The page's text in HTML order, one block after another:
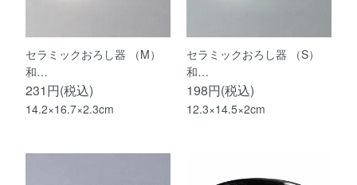
セラミックおろし器 （M）
和…
231円(税込)
14.2×16.7×2.3cm
セラミックおろし器 （S）
和…
198円(税込)
12.3×14.5×2cm